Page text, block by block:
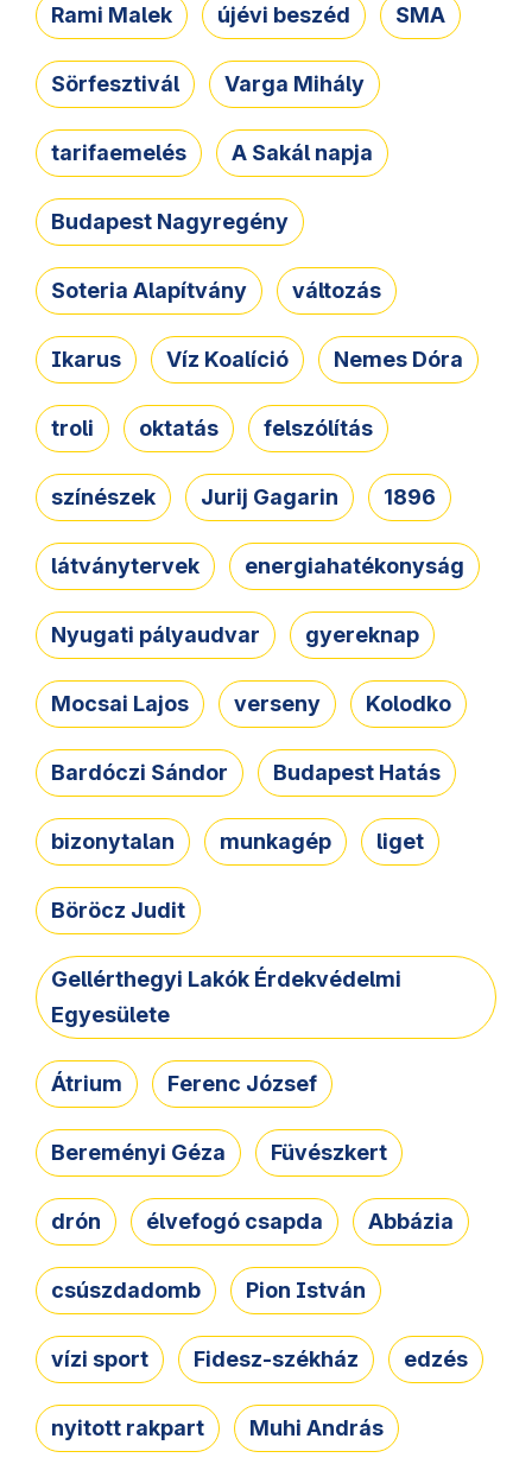
Rami Malek újévi beszéd SMA
Sörfesztivál Varga Mihály
tarifaemelés A Sakál napja
Budapest Nagyregény
Soteria Alapítvány változás
Ikarus Víz Koalíció Nemes Dóra
troli oktatás felszólítás
színészek Jurij Gagarin 1896
látványtervek energiahatékonyság
Nyugati pályaudvar gyereknap
Mocsai Lajos verseny Kolodko
Bardóczi Sándor Budapest Hatás
bizonytalan munkagép liget
Böröcz Judit
Gellérthegyi Lakók Érdekvédelmi
Egyesülete
Átrium Ferenc József
Bereményi Géza Füvészkert
drón élvefogó csapda Abbázia
csúszdadomb Pion István
vízi sport Fidesz-székház edzés
nyitott rakpart Muhi András